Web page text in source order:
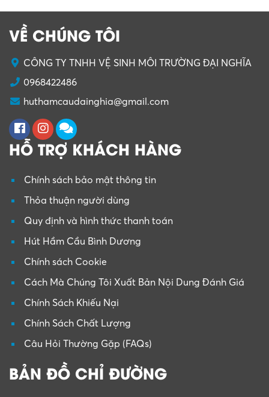
VỀ CHÚNG TÔI
CÔNG TY TNHH VỆ SINH MÔI TRƯỜNG ĐẠI NGHĨA
0968422486
huthamcaudainghia@gmail.com
HỖ TRỢ KHÁCH HÀNG
Chính sách bảo mật thông tin
Thỏa thuận người dùng
Quy định và hình thức thanh toán
Hút Hầm Cầu Bình Dương
Chính sách Cookie
Cách Mà Chúng Tôi Xuất Bản Nội Dung Đánh Giá
Chính Sách Khiếu Nại
Chính Sách Chất Lượng
Câu Hỏi Thường Gặp (FAQs)
BẢN ĐỒ CHỈ ĐƯỜNG